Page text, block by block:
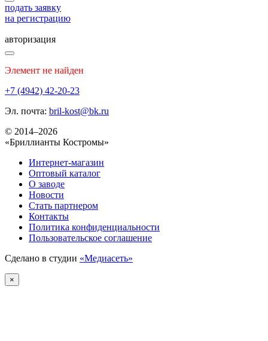
подать заявку
на регистрацию
авторизация
Элемент не найден
+7 (4942) 42-20-23
Эл. почта: bril-kost@bk.ru
© 2014–2026
«Бриллианты Костромы»
Интернет-магазин
Оптовый каталог
О заводе
Новости
Стать партнером
Контакты
Политика конфиденциальности
Пользовательское соглашение
Сделано в студии «Медиасеть»
×